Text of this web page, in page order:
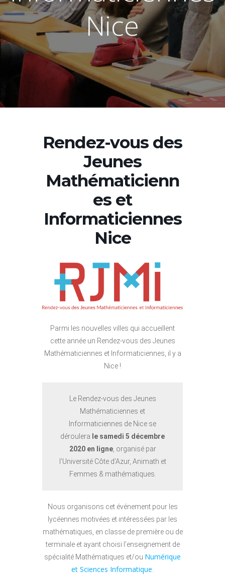
Nice
Rendez-vous des
Jeunes
Mathématicienn
es et
Informaticiennes
Nice
Parmi les nouvelles villes qui accueillent
cette année un Rendez-vous des Jeunes
Mathématiciennes et Informaticiennes, il y a
Nice !
Le Rendez-vous des Jeunes
Mathématiciennes et
Informaticiennes de Nice se
déroulera le samedi 5 décembre
2020 en ligne, organisé par
l’Université Côte d’Azur, Animath et
Femmes & mathématiques.
Nous organisons cet événement pour les
lycéennes motivées et intéressées par les
mathématiques, en classe de première ou de
terminale et ayant choisi l’enseignement de
spécialité Mathématiques et/ou Numérique
et Sciences Informatique